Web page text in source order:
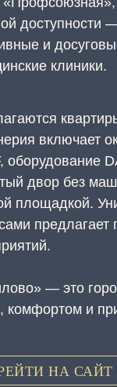
доступности
и
клиники.
включает
оборудование
двор без
площадкой.
— это
комфортом и
НА САЙТ